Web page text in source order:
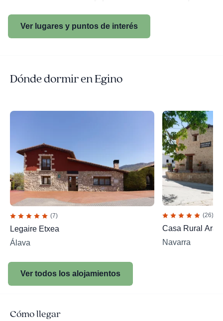
Ver lugares y puntos de interés
Dónde dormir en Egino
(7)
Legaire Etxea
Álava
(26)
Casa Rural
Navarra
Ver todos los alojamientos
Cómo llegar